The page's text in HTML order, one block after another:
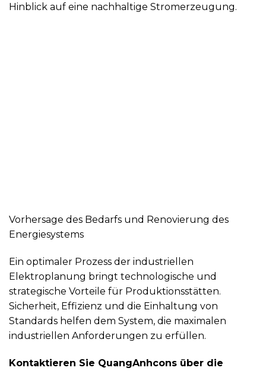
Hinblick auf eine nachhaltige Stromerzeugung.
Vorhersage des Bedarfs und Renovierung des
Energiesystems
Ein optimaler Prozess der industriellen
Elektroplanung bringt technologische und
strategische Vorteile für Produktionsstätten.
Sicherheit, Effizienz und die Einhaltung von
Standards helfen dem System, die maximalen
industriellen Anforderungen zu erfüllen.
Kontaktieren Sie QuangAnhcons über die